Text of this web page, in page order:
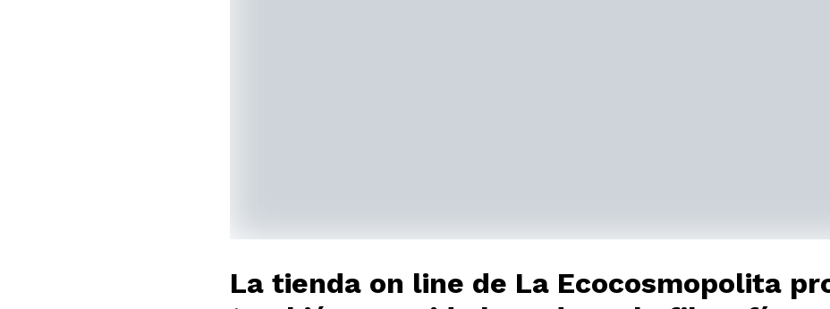
La tienda on line de La Ecocosmopolita